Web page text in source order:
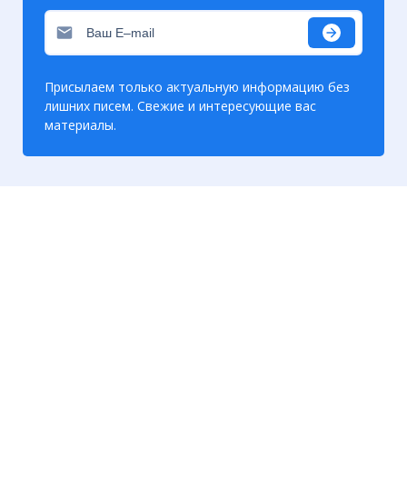
Присылаем только актуальную информацию без
лишних писем. Свежие и интересующие вас
материалы.